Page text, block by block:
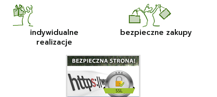
indywidualne
realizacje
bezpieczne zakupy